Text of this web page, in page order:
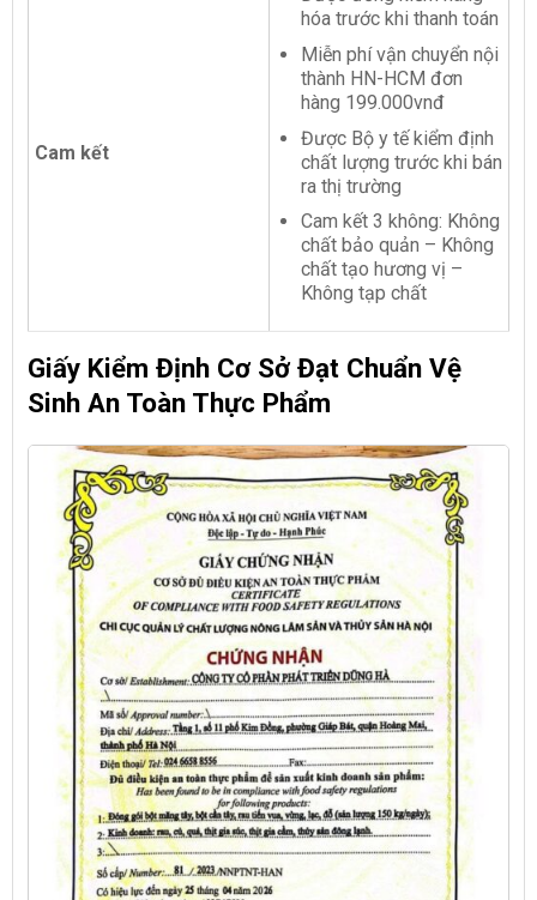
Cam kết
hóa trước khi thanh toán
Miễn phí vận chuyển nội
thành HN-HCM đơn
hàng 199.000vnđ
Được Bộ y tế kiểm định
chất lượng trước khi bán
ra thị trường
Cam kết 3 không: Không
chất bảo quản – Không
chất tạo hương vị –
Không tạp chất
Giấy Kiểm Định Cơ Sở Đạt Chuẩn Vệ
Sinh An Toàn Thực Phẩm